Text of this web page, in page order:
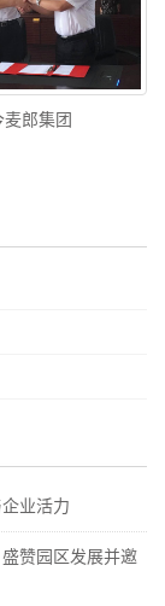
麦郎集团
业活力
赞园区发展并邀